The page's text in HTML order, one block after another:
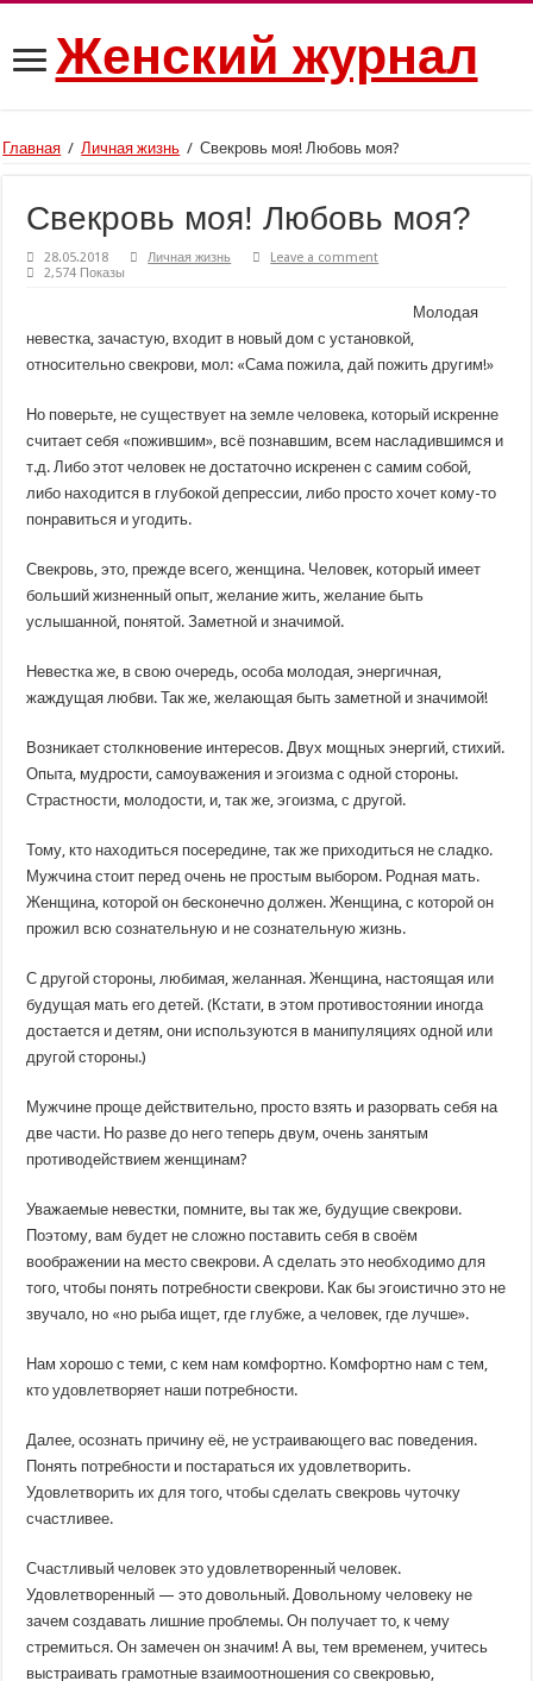
Женский журнал
Главная / Личная жизнь / Свекровь моя! Любовь моя?
Свекровь моя! Любовь моя?
28.05.2018 Личная жизнь
Leave a comment
2,574 Показы
Молодая
невестка, зачастую, входит в новый дом с установкой,
относительно свекрови, мол: «Сама пожила, дай пожить другим!»
Но поверьте, не существует на земле человека, который искренне
считает себя «пожившим», всё познавшим, всем насладившимся и
т.д. Либо этот человек не достаточно искренен с самим собой,
либо находится в глубокой депрессии, либо просто хочет кому-то
понравиться и угодить.
Свекровь, это, прежде всего, женщина. Человек, который имеет
больший жизненный опыт, желание жить, желание быть
услышанной, понятой. Заметной и значимой.
Невестка же, в свою очередь, особа молодая, энергичная,
жаждущая любви. Так же, желающая быть заметной и значимой!
Возникает столкновение интересов. Двух мощных энергий, стихий.
Опыта, мудрости, самоуважения и эгоизма с одной стороны.
Страстности, молодости, и, так же, эгоизма, с другой.
Тому, кто находиться посередине, так же приходиться не сладко.
Мужчина стоит перед очень не простым выбором. Родная мать.
Женщина, которой он бесконечно должен. Женщина, с которой он
прожил всю сознательную и не сознательную жизнь.
С другой стороны, любимая, желанная. Женщина, настоящая или
будущая мать его детей. (Кстати, в этом противостоянии иногда
достается и детям, они используются в манипуляциях одной или
другой стороны.)
Мужчине проще действительно, просто взять и разорвать себя на
две части. Но разве до него теперь двум, очень занятым
противодействием женщинам?
Уважаемые невестки, помните, вы так же, будущие свекрови.
Поэтому, вам будет не сложно поставить себя в своём
воображении на место свекрови. А сделать это необходимо для
того, чтобы понять потребности свекрови. Как бы эгоистично это не
звучало, но «но рыба ищет, где глубже, а человек, где лучше».
Нам хорошо с теми, с кем нам комфортно. Комфортно нам с тем,
кто удовлетворяет наши потребности.
Далее, осознать причину её, не устраивающего вас поведения.
Понять потребности и постараться их удовлетворить.
Удовлетворить их для того, чтобы сделать свекровь чуточку
счастливее.
Счастливый человек это удовлетворенный человек.
Удовлетворенный — это довольный. Довольному человеку не
зачем создавать лишние проблемы. Он получает то, к чему
стремиться. Он замечен он значим! А вы, тем временем, учитесь
выстраивать грамотные взаимоотношения со свекровью,